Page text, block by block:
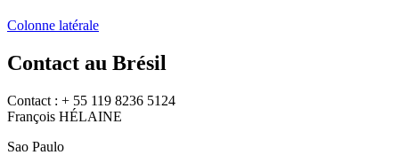
Colonne latérale
Contact au Brésil
Contact : + 55 119 8236 5124
François HÉLAINE
Sao Paulo